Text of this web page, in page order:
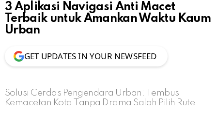
3 Aplikasi Navigasi Anti Macet
Terbaik untuk Amankan Waktu Kaum
Urban
GET UPDATES IN YOUR NEWSFEED
Solusi Cerdas Pengendara Urban: Tembus
Kemacetan Kota Tanpa Drama Salah Pilih Rute